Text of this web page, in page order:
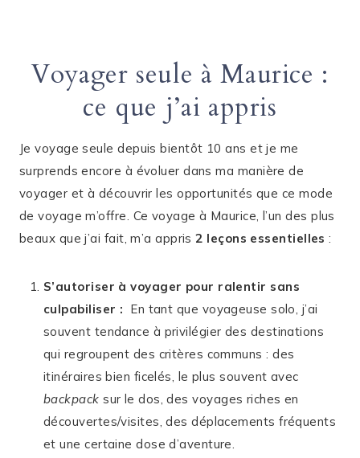
Voyager seule à Maurice :
ce que j’ai appris
Je voyage seule depuis bientôt 10 ans et je me
surprends encore à évoluer dans ma manière de
voyager et à découvrir les opportunités que ce mode
de voyage m’offre. Ce voyage à Maurice, l’un des plus
beaux que j’ai fait, m’a appris2 leçons essentielles :
S’autoriser à voyager pour ralentir sans
culpabiliser : En tant que voyageuse solo, j’ai
souvent tendance à privilégier des destinations
qui regroupent des critères communs : des
itinéraires bien ficelés, le plus souvent avec
backpacksur le dos, des voyages riches en
découvertes/visites, des déplacements fréquents
et une certaine dose d’aventure.